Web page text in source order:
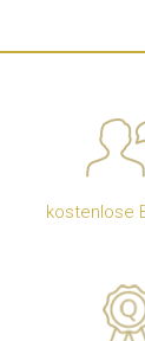
kostenlose